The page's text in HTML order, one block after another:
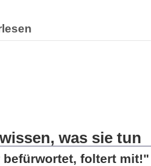
was sie tun
befürwortet, foltert